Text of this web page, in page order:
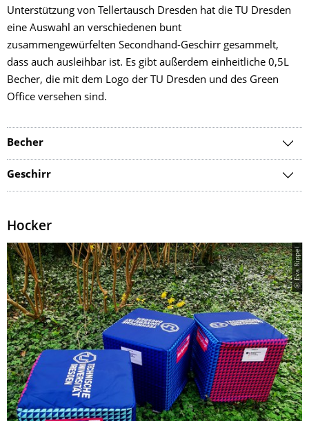
Unterstützung von Tellertausch Dresden hat die TU Dresden
eine Auswahl an verschiedenen bunt
zusammengewürfelten Secondhand-Geschirr gesammelt,
dass auch ausleihbar ist. Es gibt außerdem einheitliche 0,5L
Becher, die mit dem Logo der TU Dresden und des Green
Office versehen sind.
Becher
Geschirr
Hocker
© Eva Rippel